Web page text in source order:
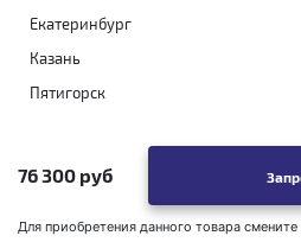
Екатеринбург
Казань
Пятигорск
76 300 руб
Для приобретения данного товара